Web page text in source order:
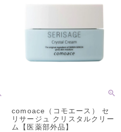
comoace（コモエース） セ
リサージュ クリスタルクリー
ム【医薬部外品】